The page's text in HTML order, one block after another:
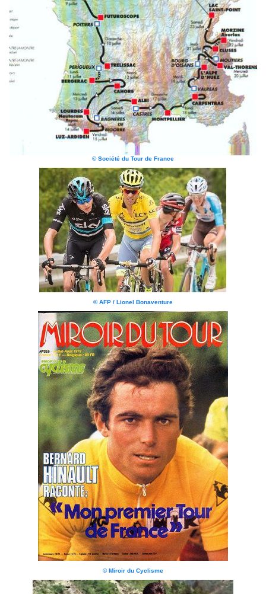
© Société du Tour de France
© AFP / Lionel Bonaventure
© Miroir du Cyclisme